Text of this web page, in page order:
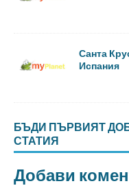
Санта
Испания
БЪДИ ПЪРВИЯТ
СТАТИЯ
Добави